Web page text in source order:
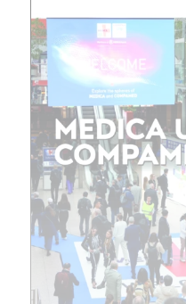
Mail
(erforderlich)